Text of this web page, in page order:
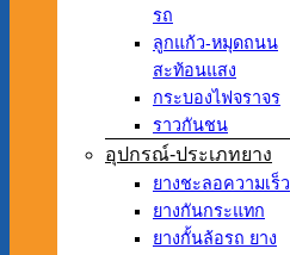
รถ
ลูกแก้ว-หมุดถนน
สะท้อนแสง
กระบองไฟจราจร
ราวกันชน
อุปกรณ์-ประเภทยาง
ยางชะลอความเร็ว
ยางกันกระแทก
ยางกั้นล้อรถ ยาง